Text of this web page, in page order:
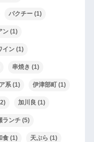
パクチー(1)
ン(1)
イン(1)
串焼き (1)
系(1) 伊津部町(1)
加川良 (1)
ランチ(5)
食(1) 天ぷら (1)